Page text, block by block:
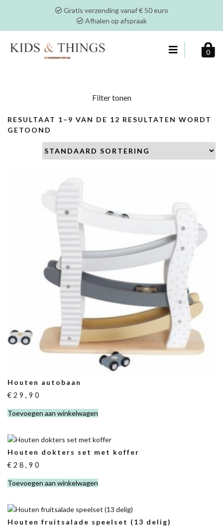
Gratis verzending vanaf € 50 euro
Afhalen op afspraak
0
Filter tonen
RESULTAAT 1–9 VAN DE 12 RESULTATEN WORDT
GETOOND
Houten autobaan
€ 29,90
Toevoegen aan winkelwagen
Houten dokters set met koffer
€ 28,90
Toevoegen aan winkelwagen
Houten fruitsalade speelset (13 delig)